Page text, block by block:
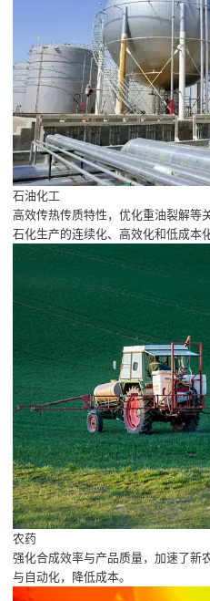
石油化工
高效传热传质特性，优化重油裂解等
石化生产的连续化、高效化和低成本化
农药
强化合成效率与产品质量，加速了新
与自动化，降低成本。